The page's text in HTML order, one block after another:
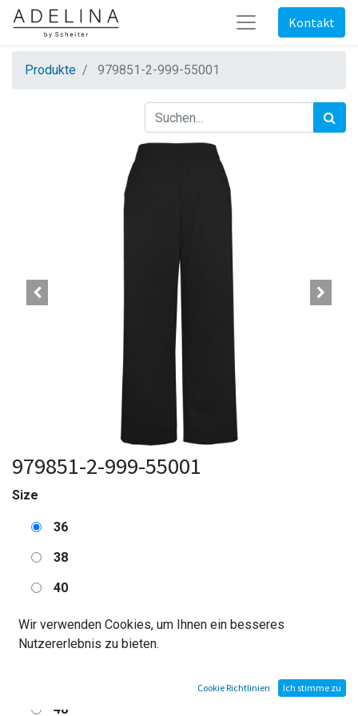
Kontakt
Produkte 979851-2-999-55001
979851-2-999-55001
Size
36
38
40
44
48
Wir verwenden Cookies, um Ihnen ein besseres
Nutzererlebnis zu bieten.
Cookie Richtlinien Ich stimme zu